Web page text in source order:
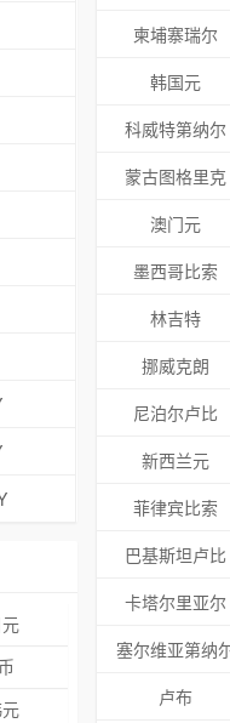
柬埔寨瑞尔
韩国元
科威特第纳尔
蒙古图格里克
澳门元
墨西哥比索
林吉特
挪威克朗
尼泊尔卢比
新西兰元
菲律宾比索
巴基斯坦卢比
卡塔尔里亚尔
塞尔维亚第纳
卢布